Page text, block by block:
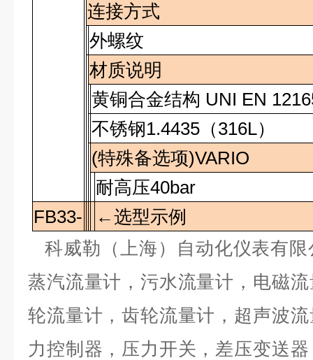
连接方式
外螺纹
材质说明
黄铜合金结构 UNI EN
不锈钢1.4435 （316L）
(特殊备选项)VARIO
耐高压40bar
FB33-
←选型示例
科威勒（上海）自动化仪表有
蒸汽流量计，污水流量计，电磁
轮流量计，齿轮流量计，超声波
力控制器，压力开关，差压变送